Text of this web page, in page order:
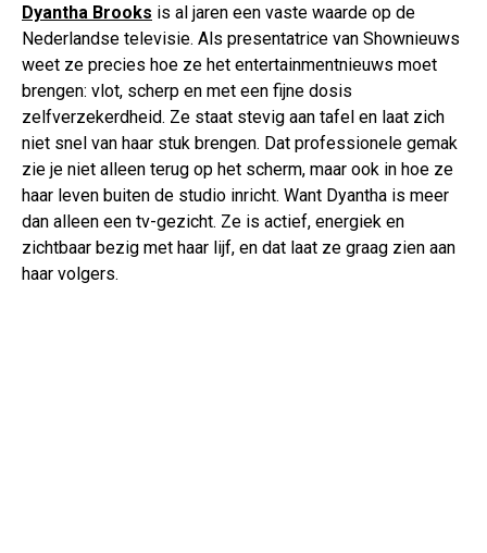
Dyantha Brooks is al jaren een vaste waarde op de
Nederlandse televisie. Als presentatrice van Shownieuws
weet ze precies hoe ze het entertainmentnieuws moet
brengen: vlot, scherp en met een fijne dosis
zelfverzekerdheid. Ze staat stevig aan tafel en laat zich
niet snel van haar stuk brengen. Dat professionele gemak
zie je niet alleen terug op het scherm, maar ook in hoe ze
haar leven buiten de studio inricht. Want Dyantha is meer
dan alleen een tv-gezicht. Ze is actief, energiek en
zichtbaar bezig met haar lijf, en dat laat ze graag zien aan
haar volgers.